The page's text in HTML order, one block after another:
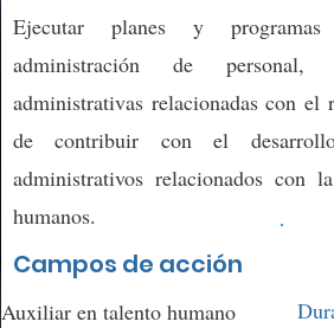
Ejecutar planes y
administración de personal,
administrativas relacionadas con el
de contribuir con el
administrativos relacionados con
humanos.
Campos de acción
Auxiliar en talento humano